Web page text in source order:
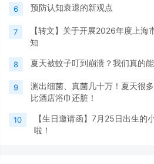
6 预防认知衰退的新观点
7
【转文】关于开展2026年度上海
知
8 夏天被蚊子叮到崩溃？我们真的
9
测出细菌、真菌几十万！夏天很
比酒店浴巾还脏！
10
【生日邀请函】7月25日出生的
啦！